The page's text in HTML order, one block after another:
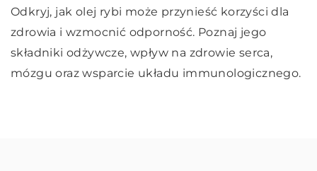
Odkryj, jak szydełkowanie może stać się formą
medytacji, wspierać rozwój kreatywności i
poprawiać samopoczucie. Poznaj techniki, które
pomagają zrelaksować się i utrzymać umysł w
Odkryj, jak olej rybi może przynieść korzyści dla
zdrowia i wzmocnić odporność. Poznaj jego
składniki odżywcze, wpływ na zdrowie serca,
mózgu oraz wsparcie układu immunologicznego.
Dowiedz się, jak za pomocą inteligentnych
instalacji można zoptymalizować zużycie energii
w domu, co przekłada się na realne oszczędności.